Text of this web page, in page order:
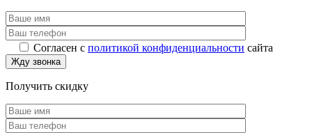
Согласен с политикой конфиденциальности сайта
Получить скидку